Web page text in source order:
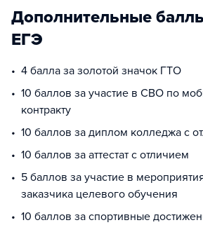
Дополнительные
ЕГЭ
4 балла за золотой значок ГТО
10 баллов за участие в СВО по
контракту
10 баллов за диплом колледжа с
10 баллов за аттестат с отличием
5 баллов за участие в
заказчика целевого обучения
10 баллов за спортивные